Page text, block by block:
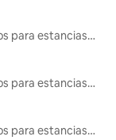
Alojamientos para estancias largas
Alojamientos para estancias largas
Alojamientos para estancias largas